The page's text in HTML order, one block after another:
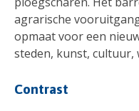
agrarische
opmaat voor een
steden, kunst, cultuur,
Contrast